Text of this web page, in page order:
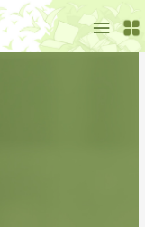
Main
Menu